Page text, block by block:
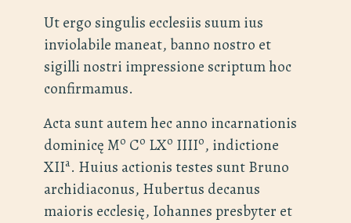
Ut ergo singulis ecclesiis suum ius
inviolabile maneat, banno nostro et
sigilli nostri impressione scriptum hoc
confirmamus.
Acta sunt autem hec anno incarnationis
dominicę Mo Co LXo IIIIo, indictione
XIIa. Huius actionis testes sunt Bruno
archidiaconus, Hubertus decanus
maioris ecclesię, Iohannes presbyter et